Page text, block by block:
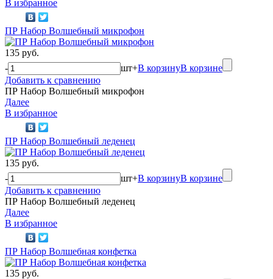
В избранное
ПР Набор Волшебный микрофон
135 руб.
-
шт+В корзинуВ корзине
Добавить к сравнению
ПР Набор Волшебный микрофон
Далее
В избранное
ПР Набор Волшебный леденец
135 руб.
-
шт+В корзинуВ корзине
Добавить к сравнению
ПР Набор Волшебный леденец
Далее
В избранное
ПР Набор Волшебная конфетка
135 руб.